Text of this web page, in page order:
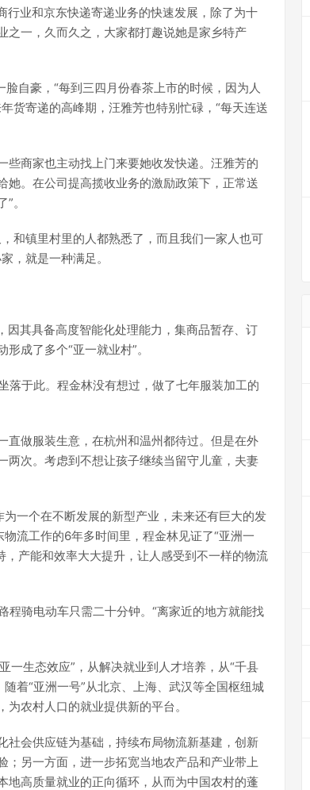
业和京东快递寄递业务的快速发展，除了为十
之一，久而久之，大家都打趣说她是家乡特产
自豪，“每到三四月份春茶上市的时候，因为人
货寄递的高峰期，汪雅芳也特别忙碌，“每天连送
商家也主动找上门来要她收发快递。汪雅芳的
。在公司提高揽收业务的激励政策下，正常送
。
和镇里村里的人都熟悉了，而且我们一家人也可
，就是一种满足。
因其具备高度智能化处理能力，集商品暂存、订
成了多个“亚一就业村”。
落于此。程金林没有想过，做了七年服装加工的
直做服装生意，在杭州和温州都待过。但是在外
两次。考虑到不想让孩子继续当留守儿童，夫妻
一个在不断发展的新型产业，未来还有巨大的发
流工作的6年多时间里，程金林见证了“亚洲一
产能和效率大大提升，让人感受到不一样的物流
程骑电动车只需二十分钟。“离家近的地方就能找
一生态效应”，从解决就业到人才培养，从“千县
着“亚洲一号”从北京、上海、武汉等全国枢纽城
农村人口的就业提供新的平台。
社会供应链为基础，持续布局物流新基建，创新
另一方面，进一步拓宽当地农产品和产业带上
地高质量就业的正向循环，从而为中国农村的蓬